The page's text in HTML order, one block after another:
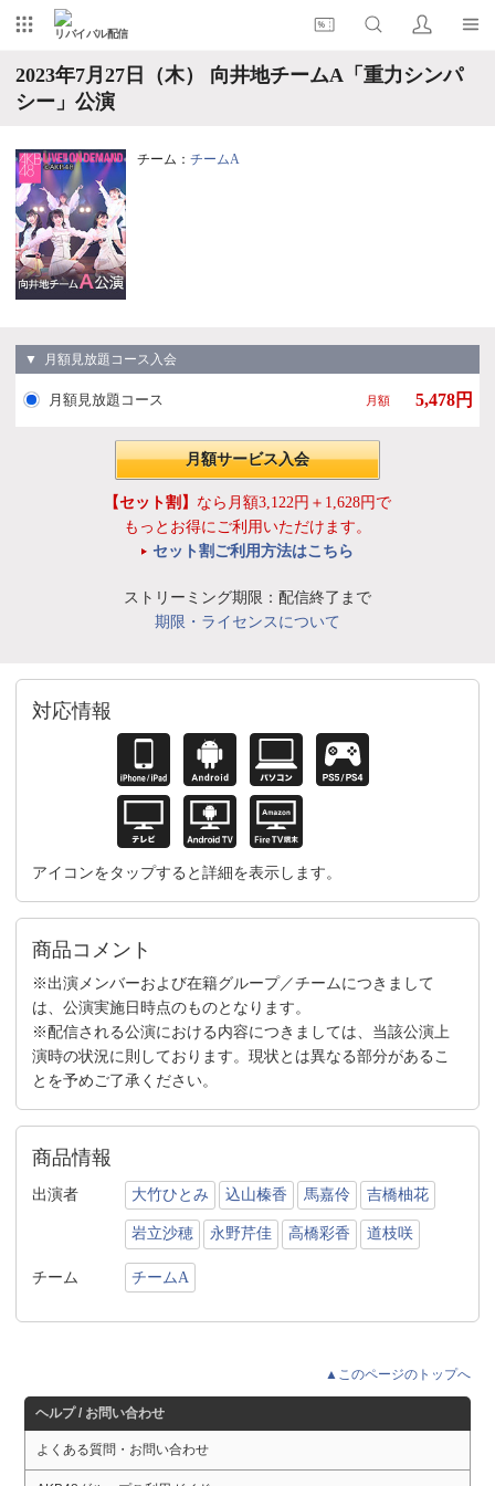
リバイバル配信
2023年7月27日（木） 向井地チームA「重力シンパ
シー」公演
チーム： チームA
▼ 月額見放題コース入会
月額見放題コース 月額 5,478円
月額サービス入会
【セット割】 なら月額3,122円＋1,628円で
もっとお得にご利用いただけます。
セット割ご利用方法はこちら
ストリーミング期限：配信終了まで
期限・ライセンスについて
対応情報
アイコンをタップすると詳細を表示します。
商品コメント
※出演メンバーおよび在籍グループ／チームにつきまして
は、公演実施日時点のものとなります。
※配信される公演における内容につきましては、当該公演上
演時の状況に則しております。現状とは異なる部分があるこ
とを予めご了承ください。
商品情報
出演者 大竹ひとみ 込山榛香 馬嘉伶 吉橋柚花
岩立沙穂 永野芹佳 高橋彩香 道枝咲
チーム チームA
▲このページのトップへ
ヘルプ / お問い合わせ
よくある質問・お問い合わせ